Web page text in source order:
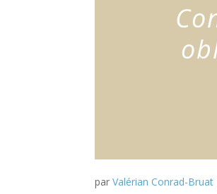
parValérian Conrad-Bruat